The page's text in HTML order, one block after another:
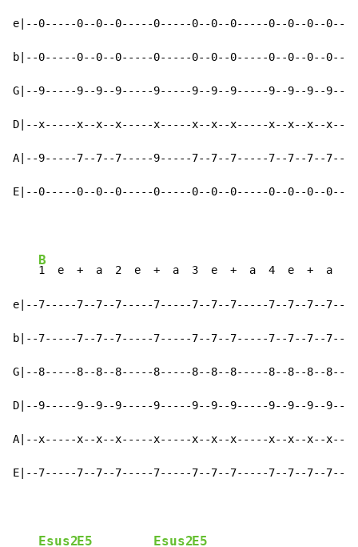
e|--0-----0--0--0-----0-----0--0--0-----0--0--0--
b|--0-----0--0--0-----0-----0--0--0-----0--0--0--
G|--9-----9--9--9-----9-----9--9--9-----9--9--9--
D|--x-----x--x--x-----x-----x--x--x-----x--x--x--
A|--9-----7--7--7-----9-----7--7--7-----7--7--7--
E|--0-----0--0--0-----0-----0--0--0-----0--0--0--
B
1  e  +  a  2  e  +  a  3  e  +  a  4  e  +  a
e|--7-----7--7--7-----7-----7--7--7-----7--7--7--
b|--7-----7--7--7-----7-----7--7--7-----7--7--7--
G|--8-----8--8--8-----8-----8--8--8-----8--8--8--
D|--9-----9--9--9-----9-----9--9--9-----9--9--9--
A|--x-----x--x--x-----x-----x--x--x-----x--x--x--
E|--7-----7--7--7-----7-----7--7--7-----7--7--7--
Esus2E5 Esus2E5